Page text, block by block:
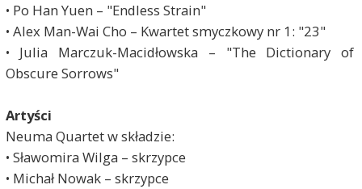
• Po Han Yuen – "Endless Strain"
• Alex Man-Wai Cho – Kwartet smyczkowy nr 1: "23"
• Julia Marczuk-Macidłowska – "The Dictionary of
Obscure Sorrows"
Artyści
Neuma Quartet w składzie:
• Sławomira Wilga – skrzypce
• Michał Nowak – skrzypce